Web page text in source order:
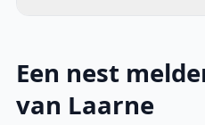
Een nest
van Laarne